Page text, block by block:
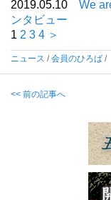
2019.05.10 We
ンタビュー
1 2 3 4 ＞
ニュース /会員のひろば /
<< 前の記事へ